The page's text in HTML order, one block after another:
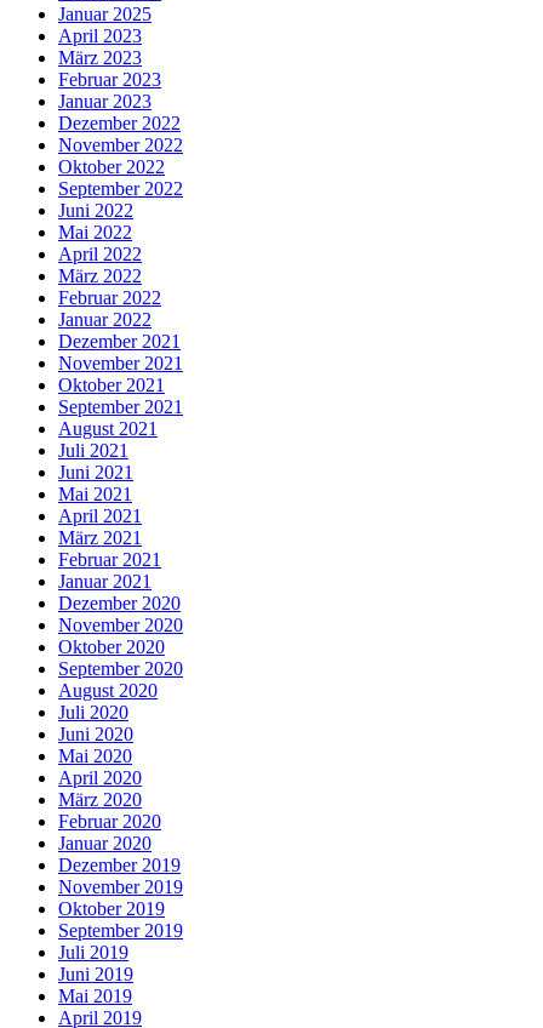
Januar 2025
April 2023
März 2023
Februar 2023
Januar 2023
Dezember 2022
November 2022
Oktober 2022
September 2022
Juni 2022
Mai 2022
April 2022
März 2022
Februar 2022
Januar 2022
Dezember 2021
November 2021
Oktober 2021
September 2021
August 2021
Juli 2021
Juni 2021
Mai 2021
April 2021
März 2021
Februar 2021
Januar 2021
Dezember 2020
November 2020
Oktober 2020
September 2020
August 2020
Juli 2020
Juni 2020
Mai 2020
April 2020
März 2020
Februar 2020
Januar 2020
Dezember 2019
November 2019
Oktober 2019
September 2019
Juli 2019
Juni 2019
Mai 2019
April 2019